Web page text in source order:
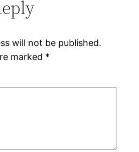
will not be published.
marked *